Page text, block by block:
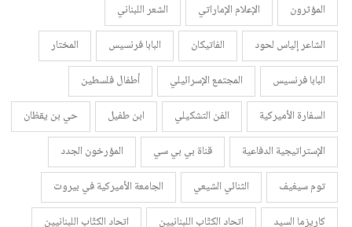
المؤثرون
الإعلام الإماراتي
الشعر اللبناني
الشاعر إلياس لحود
الفاتيكان البابا فرنسيس
المختار
البابا فرنسيس
المجتمع الإسرائيلي
أطفال فلسطين
السفارة الأميركية
الفن التشكيلي ابن طفيل
حي بن يقظان
الإستراتيجية الدفاعية
قناة بي بي سي
المؤرخون الجدد
توم سيغيف
الثنائي الشيعي
الجامعة الأميركية في بيروت
كاريزما السيد
اتحاد الكتّاب اللبنانيين
اتحاد الكتّاب اللبنانيين